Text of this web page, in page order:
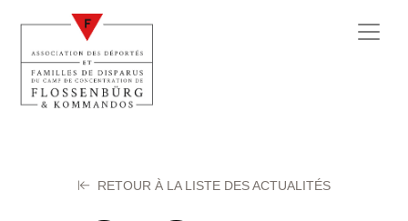
RETOUR À LA LISTE DES ACTUALITÉS